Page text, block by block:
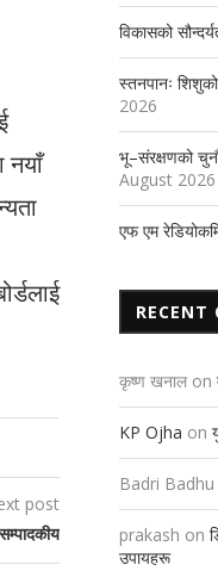
नयाँ
post
विकासको
स्तनपानः
2026
भू–संरक्षणको
August 2026
एफ एम
RECENT
कृष्ण खनाल on
KP Ojha on
Badri
prakash on
उपायहरू